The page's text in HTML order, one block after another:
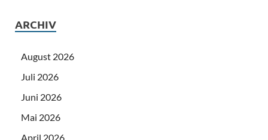
ARCHIV
August 2026
Juli 2026
Juni 2026
Mai 2026
April 2026